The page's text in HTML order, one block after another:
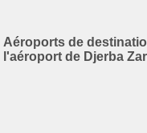
Aéroports de
l'aéroport de Djerba